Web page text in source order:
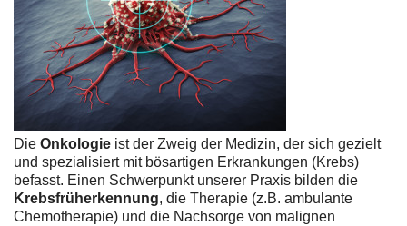
Die Onkologie ist der Zweig der Medizin, der sich gezielt
und spezialisiert mit bösartigen Erkrankungen (Krebs)
befasst. Einen Schwerpunkt unserer Praxis bilden die
Krebsfrüherkennung, die Therapie (z.B. ambulante
Chemotherapie) und die Nachsorge von malignen